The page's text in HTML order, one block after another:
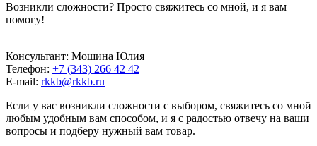
Возникли сложности? Просто свяжитесь со мной, и я вам
помогу!
Консультант: Мошина Юлия
Телефон: +7 (343) 266 42 42
E-mail: rkkb@rkkb.ru
Если у вас возникли сложности с выбором, свяжитесь со мной
любым удобным вам способом, и я с радостью отвечу на ваши
вопросы и подберу нужный вам товар.